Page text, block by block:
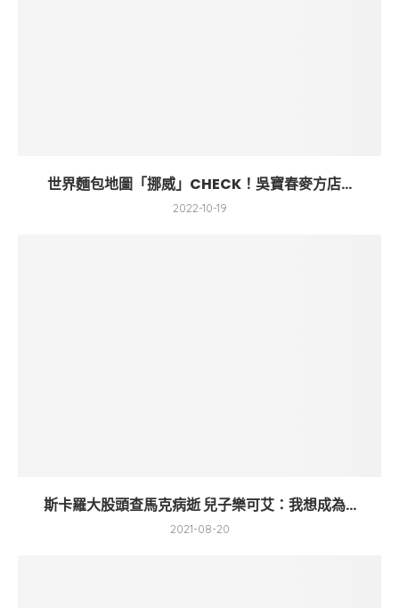
世界麵包地圖「挪威」CHECK！吳寶春麥方店...
2022-10-19
斯卡羅大股頭查馬克病逝 兒子樂可艾：我想成為...
2021-08-20